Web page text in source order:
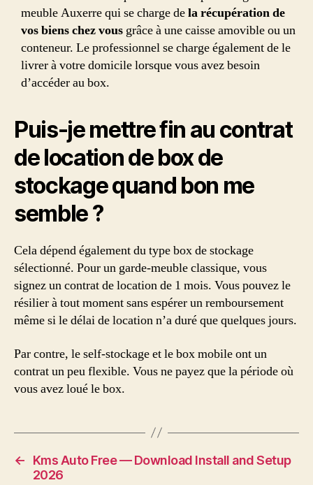
meuble Auxerre qui se charge dela récupération de
vos biens chez vous grâce à une caisse amovible ou un
conteneur. Le professionnel se charge également de le
livrer à votre domicile lorsque vous avez besoin
d’accéder au box.
Puis-je mettre fin au contrat
de location de box de
stockage quand bon me
semble ?
Cela dépend également du type box de stockage
sélectionné. Pour un garde-meuble classique, vous
signez un contrat de location de 1 mois. Vous pouvez le
résilier à tout moment sans espérer un remboursement
même si le délai de location n’a duré que quelques jours.
Par contre, le self-stockage et le box mobile ont un
contrat un peu flexible. Vous ne payez que la période où
vous avez loué le box.
←
Kms Auto Free — Download Install and Setup
2026